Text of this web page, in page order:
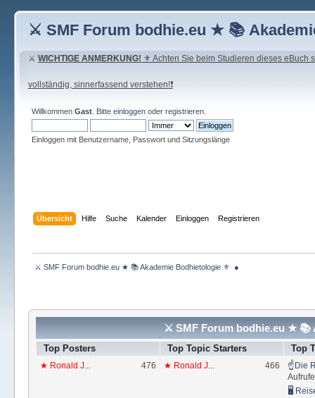
⚔ SMF Forum bodhie.eu ★ 📚
⚔ WICHTIGE ANMERKUNG! ⚜ Achten Sie beim Studieren dieses eBuch
vollständig, sinnerfassend verstehen!❗
Willkommen Gast. Bitte einloggenoder registrieren.
Einloggen mit Benutzername, Passwort und Sitzungslänge
Übersicht Hilfe Suche Kalender Einloggen Registrieren
⚔ SMF Forum bodhie.eu ★ 📚 Akademie Bodhietologie ⚜  ●
⚔ SMF Forum bodhie.eu ★ 📚
Top Posters Top Topic Starters Top
★ Ronald J... 476 ★ Ronald J... 466
☝Die
Aufrufe
🖥